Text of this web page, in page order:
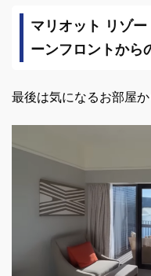
マリオット リゾ
ーンフロントから
最後は気になるお部屋か